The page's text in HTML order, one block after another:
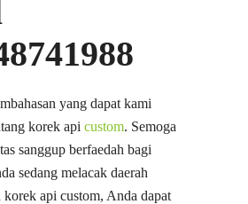
yang dapat kami
korek api custom. Semoga
sanggup berfaedah bagi
sedang melacak daerah
korek api custom, Anda dapat